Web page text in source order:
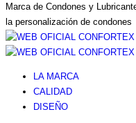
Marca de Condones y
la personalización de condones
LA MARCA
CALIDAD
DISEÑO